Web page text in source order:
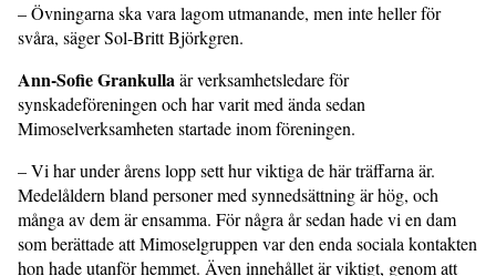
– Övningarna ska vara lagom utmanande, men inte heller för
svåra, säger Sol-Britt Björkgren.
Ann-Sofie Grankullaär verksamhetsledare för
synskadeföreningen och har varit med ända sedan
Mimoselverksamheten startade inom föreningen.
– Vi har under årens lopp sett hur viktiga de här träffarna är.
Medelåldern bland personer med synnedsättning är hög, och
många av dem är ensamma. För några år sedan hade vi en dam
som berättade att Mimoselgruppen var den enda sociala kontakten
hon hade utanför hemmet. Även innehållet är viktigt, genom att